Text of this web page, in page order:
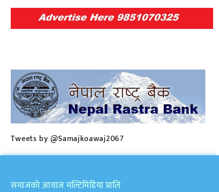
Tweets by @Samajkoawaj2067
समाजकाे आवाज मल्टिमिडिया प्रालि